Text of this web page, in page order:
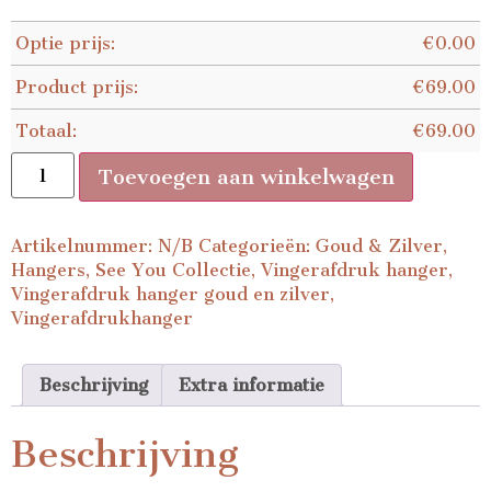
Optie prijs: €0.00
Product prijs: €69.00
Totaal: €69.00
Toevoegen aan winkelwagen
Artikelnummer: N/B Categorieën: Goud & Zilver,
Hangers, See You Collectie, Vingerafdruk hanger,
Vingerafdruk hanger goud en zilver,
Vingerafdrukhanger
Beschrijving Extra informatie
Beschrijving